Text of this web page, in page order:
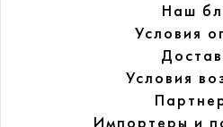
Наш
Условия
Условия
Импортеры и